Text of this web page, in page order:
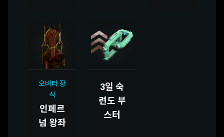
오비터 장
식
인페르
넘 왕좌
3일 숙
련도 부
스터